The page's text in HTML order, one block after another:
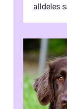
alldeles